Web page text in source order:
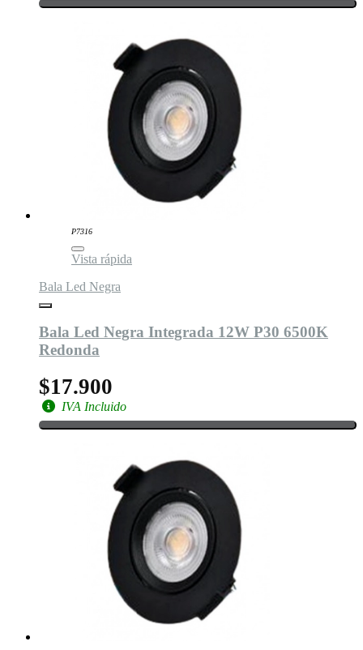
P7316
Vista rápida
Bala Led Negra
Bala Led Negra Integrada 12W P30 6500K
Redonda
$17.900
IVA Incluido